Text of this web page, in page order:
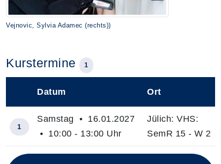
Vejnovic, Sylvia Adamec (rechts))
Kurstermine 1
Insgesamt gibt es 1 Termine zum diesen Kurs
Datum Ort
1
Samstag • 16.01.2027
• 10:00 - 13:00 Uhr
Jülich: VHS:
SemR 15 - W 2